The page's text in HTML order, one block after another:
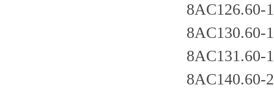
8AC126.60-1
8AC130.60-1
8AC131.60-1
8AC140.60-2